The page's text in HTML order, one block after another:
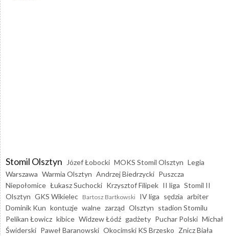
Stomil Olsztyn Józef Łobocki MOKS Stomil Olsztyn Legia
Warszawa Warmia Olsztyn Andrzej Biedrzycki Puszcza
Niepołomice Łukasz Suchocki Krzysztof Filipek II liga Stomil II
Olsztyn GKS Wikielec Bartosz Bartkowski IV liga sędzia arbiter
Dominik Kun kontuzje walne zarząd Olsztyn stadion Stomilu
Pelikan Łowicz kibice Widzew Łódź gadżety Puchar Polski Michał
Świderski Paweł Baranowski Okocimski KS Brzesko Znicz Biała